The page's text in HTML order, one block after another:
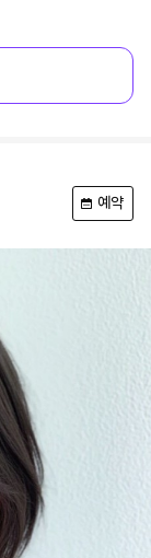
예약